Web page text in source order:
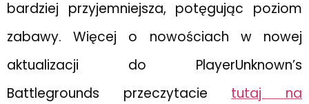
bardziej przyjemniejsza, potęgując poziom
zabawy. Więcej o nowościach w nowej
aktualizacji do PlayerUnknown’s
Battlegrounds przeczytacie tutaj na